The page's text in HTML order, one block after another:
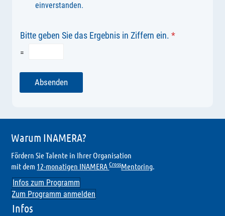
einverstanden.
Bitte geben Sie das Ergebnis in Ziffern ein. *
=
Absenden
Infos
Warum INAMERA?
Fördern Sie Talente in Ihrer Organisation
mit dem 12-monatigen INAMERACrossMentoring.
Infos zum Programm
Zum Programm anmelden